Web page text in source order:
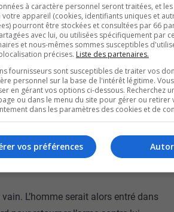
par un
vers 17h05 pour une
suicidaires.
l’homme à l’extérieur de sa
L’homme serait alors entré dans
à caractère personnel seront traitées, et
votre appareil (cookies, identifiants uniques et
pourront être stockées et consultées par 66
avec lui, ou utilisées spécifiquement par
et nous-mêmes sommes susceptibles
précises. Liste des partenaires.
fournisseurs sont susceptibles de traiter vos
personnel sur la base de l'intérêt légitime.
en gérant vos options ci-dessous. Recherchez
ou dans le menu du site pour gérer ou retirer
dans les paramètres des cookies et de
vos préférences